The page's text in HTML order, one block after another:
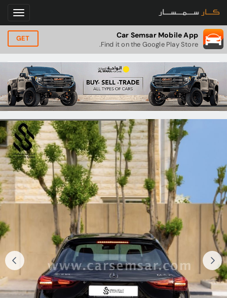
Car Semsar Mobile App
Find it on the Google Play Store.
GET